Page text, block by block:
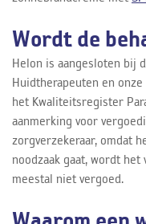
Wordt de
Helon is aangesloten bij
Huidtherapeuten en
het Kwaliteitsregister
aanmerking voor
zorgverzekeraar, omdat
noodzaak gaat, wordt
meestal niet vergoed.